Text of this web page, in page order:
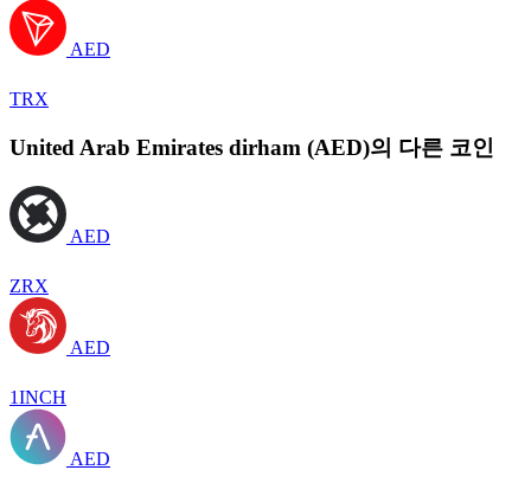
AED
TRX
United Arab Emirates dirham (AED)의 다른 코인
AED
ZRX
AED
1INCH
AED